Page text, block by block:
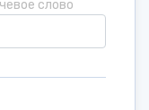
слово